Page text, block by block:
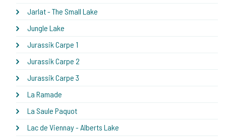
Jarlat - The Small Lake
Jungle Lake
Jurassik Carpe 1
Jurassik Carpe 2
Jurassik Carpe 3
La Ramade
La Saule Paquot
Lac de Viennay - Alberts Lake